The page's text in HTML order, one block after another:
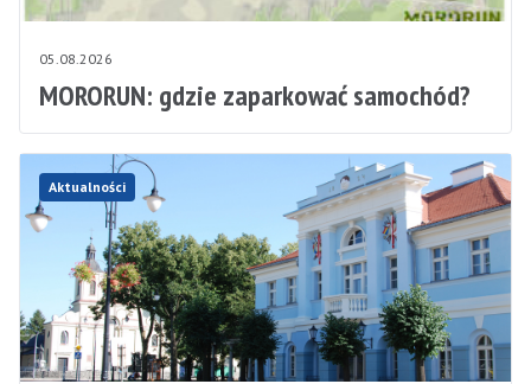
05.08.2026
MORORUN: gdzie zaparkować samochód?
Aktualności